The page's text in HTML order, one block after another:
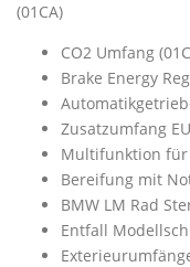
(01CA)
CO2 Umfang
Brake Energy
Zusatzumfang
Multifunktion für
Bereifung mit
BMW LM Rad
Entfall